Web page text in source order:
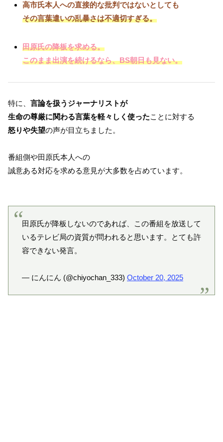
高市氏本人への直接的な批判ではないとしても
その言葉遣いの乱暴さは不適切すぎる。
田原氏の降板を求める。
このまま出演を続けるなら、BS朝日も見ない。
特に、 言論を扱うジャーナリストが
生命の尊厳に関わる言葉を軽々しく使ったことに対する
怒りや失望の声が目立ちました。
番組側や田原氏本人への
誠意ある対応を求める意見が大多数を占めています。
田原氏が降板しないのであれば、この番組を放送して
いるテレビ局の資質が問われると思います。とても許
容できない発言。
— にんにん (@chiyochan_333) October 20, 2025